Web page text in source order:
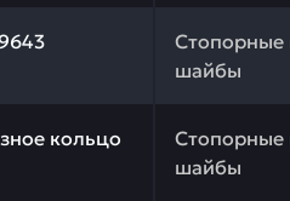
Стопорные
шайбы
подбор. Шайба
кольцо
Стопорные
шайбы
подбор.